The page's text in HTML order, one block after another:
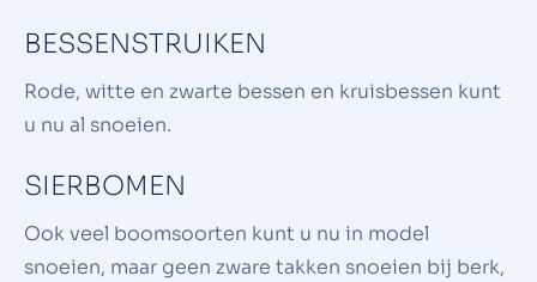
BESSENSTRUIKEN
Rode, witte en zwarte bessen en kruisbessen kunt
u nu al snoeien.
SIERBOMEN
Ook veel boomsoorten kunt u nu in model
snoeien, maar geen zware takken snoeien bij berk,